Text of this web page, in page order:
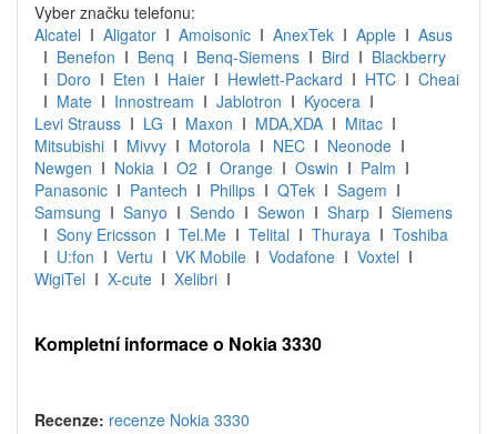
Vyber značku telefonu:
Alcatel I Aligator I Amoisonic I AnexTek I Apple I Asus
I Benefon I Benq I Benq-Siemens I Bird I Blackberry
I Doro I Eten I Haier I Hewlett-Packard I HTC I Cheai
I Mate I Innostream I Jablotron I Kyocera I
Levi Strauss I LG I Maxon I MDA,XDA I Mitac I
Mitsubishi I Mivvy I Motorola I NEC I Neonode I
Newgen I Nokia I O2 I Orange I Oswin I Palm I
Panasonic I Pantech I Philips I QTek I Sagem I
Samsung I Sanyo I Sendo I Sewon I Sharp I Siemens
I Sony Ericsson I Tel.Me I Telital I Thuraya I Toshiba
I U:fon I Vertu I VK Mobile I Vodafone I Voxtel I
WigiTel I X-cute I Xelibri I
Kompletní informace o Nokia 3330
Recenze: recenze Nokia 3330